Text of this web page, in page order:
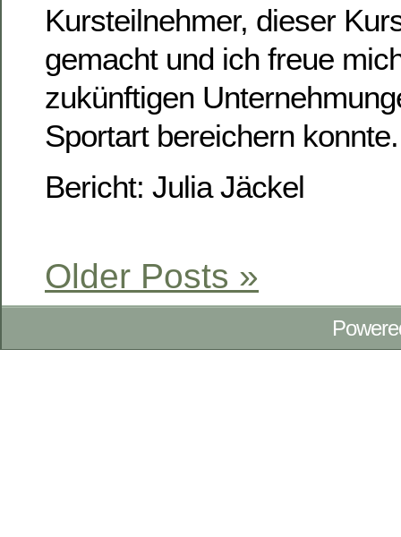
Kursteilnehmer, dieser
gemacht und ich freue
zukünftigen
Sportart bereichern konnte.
Bericht: Julia Jäckel
Older Posts »